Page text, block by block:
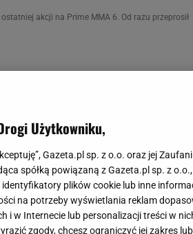
ostatniej akcji na Prime MMA 6. Od razu przeprosił
Użytkowniku,
Gazeta.pl sp. z o.o. oraz jej
spółką powiązaną z Gazeta.pl sp. z
identyfikatory plików cookie lub inne
na potrzeby wyświetlania reklam
i w Internecie lub personalizacji treści w
zgody, chcesz ograniczyć jej zakres